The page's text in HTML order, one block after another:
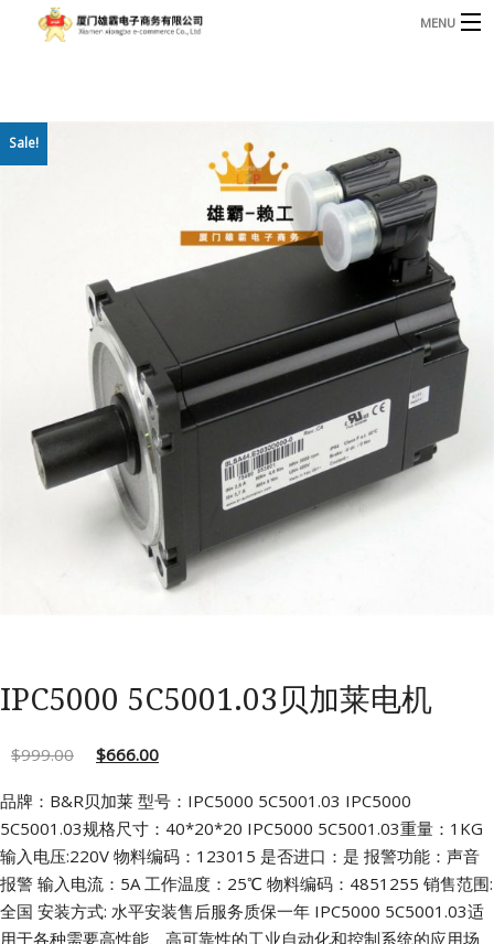
MENU
首页
关于我们
联系我们
Sale!
IPC5000 5C5001.03贝加莱电机
$999.00 $666.00
品牌：B&R贝加莱 型号：IPC5000 5C5001.03 IPC5000
5C5001.03规格尺寸：40*20*20 IPC5000 5C5001.03重量：1KG
输入电压:220V 物料编码：123015 是否进口：是 报警功能：声音
报警 输入电流：5A工作温度：25℃ 物料编码：4851255 销售范围:
全国 安装方式: 水平安装售后服务质保一年 IPC5000 5C5001.03适
用于各种需要高性能、高可靠性的工业自动化和控制系统的应用场